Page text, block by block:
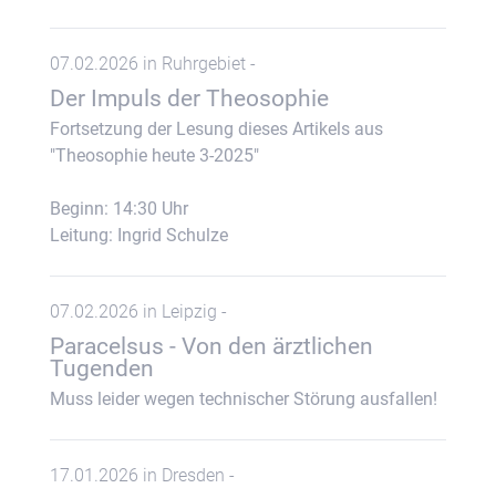
07.02.2026 in Ruhrgebiet -
Der Impuls der Theosophie
Fortsetzung der Lesung dieses Artikels aus
"Theosophie heute 3-2025"
Beginn: 14:30 Uhr
Leitung: Ingrid Schulze
07.02.2026 in Leipzig -
Paracelsus - Von den ärztlichen
Tugenden
Muss leider wegen technischer Störung ausfallen!
17.01.2026 in Dresden -